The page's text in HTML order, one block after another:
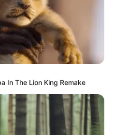
In The Lion King Remake